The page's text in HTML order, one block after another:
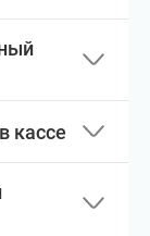
кассе